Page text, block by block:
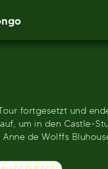
fortgesetzt und
um in den Castle-
de Wolffs